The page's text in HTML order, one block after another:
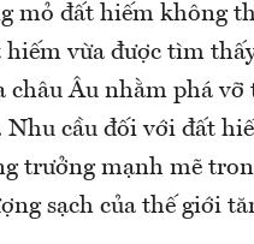
mỏ đất hiếm không
hiếm vừa được tìm
châu Âu nhằm phá
cầu đối với đất
trưởng mạnh mẽ
sạch của thế giới